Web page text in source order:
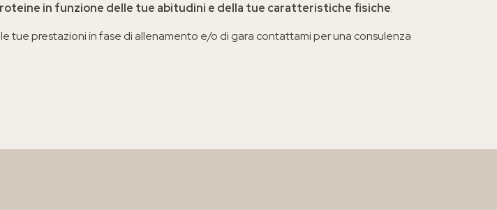
in funzione delle tue abitudini e della tue caratteristiche fisiche.
tue prestazioni in fase di allenamento e/o di gara contattami per una consulenza